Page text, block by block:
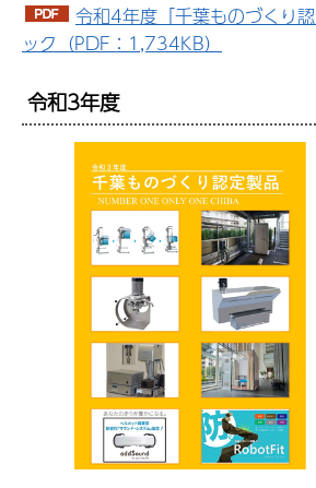
令和4年度「千葉ものづくり
ック（PDF：1,734KB）
令和3年度